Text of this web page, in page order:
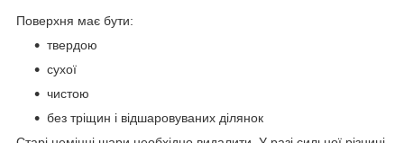
Поверхня має бути:
твердою
сухої
чистою
без тріщин і відшаровуваних ділянок